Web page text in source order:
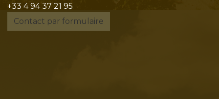
+33 4 94 37 21 95
Contact par formulaire